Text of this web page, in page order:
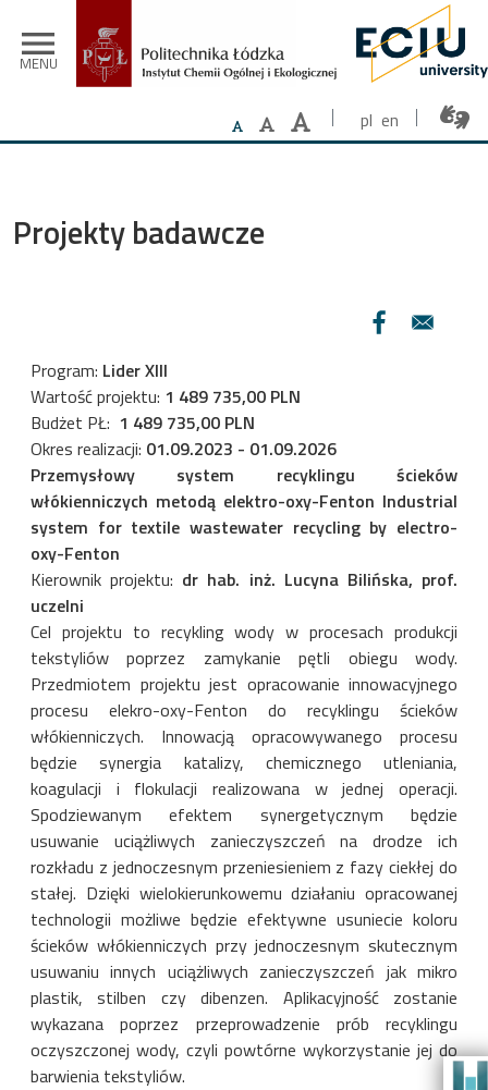
menu
MENU
pl en
Projekty badawcze
Program: Lider XIII
Wartość projektu: 1 489 735,00 PLN
Budżet PŁ: 1 489 735,00 PLN
Okres realizacji: 01.09.2023 - 01.09.2026
Przemysłowy system recyklingu ścieków
włókienniczych metodą elektro-oxy-Fenton Industrial
system for textile wastewater recycling by electro-
oxy-Fenton
Kierownik projektu: dr hab. inż. Lucyna Bilińska, prof.
uczelni
Cel projektu to recykling wody w procesach produkcji
tekstyliów poprzez zamykanie pętli obiegu wody.
Przedmiotem projektu jest opracowanie innowacyjnego
procesu elekro-oxy-Fenton do recyklingu ścieków
włókienniczych. Innowacją opracowywanego procesu
będzie synergia katalizy, chemicznego utleniania,
koagulacji i flokulacji realizowana w jednej operacji.
Spodziewanym efektem synergetycznym będzie
usuwanie uciążliwych zanieczyszczeń na drodze ich
rozkładu z jednoczesnym przeniesieniem z fazy ciekłej do
stałej. Dzięki wielokierunkowemu działaniu opracowanej
technologii możliwe będzie efektywne usuniecie koloru
ścieków włókienniczych przy jednoczesnym skutecznym
usuwaniu innych uciążliwych zanieczyszczeń jak mikro
plastik, stilben czy dibenzen. Aplikacyjność zostanie
wykazana poprzez przeprowadzenie prób recyklingu
oczyszczonej wody, czyli powtórne wykorzystanie jej do
barwienia tekstyliów.